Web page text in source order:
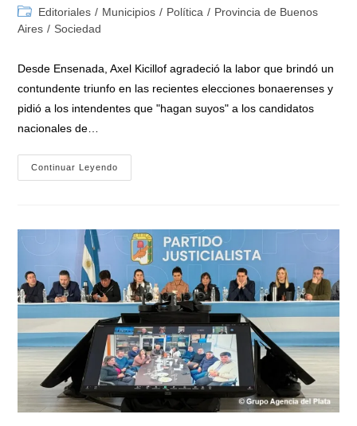
de
la
de
Categoría
de
entrada:
Editoriales / Municipios / Política / Provincia de Buenos
Aires / Sociedad
Desde Ensenada, Axel Kicillof agradeció la labor que brindó un
contundente triunfo en las recientes elecciones bonaerenses y
pidió a los intendentes que "hagan suyos" a los candidatos
nacionales de…
Continuar Leyendo
Se
Candidatos
Fuerza
Patria:
«Acá
Nadie
Se
Desmoviliza,
Demostremos
Que
El
Peronismo
Está
De
Pie»